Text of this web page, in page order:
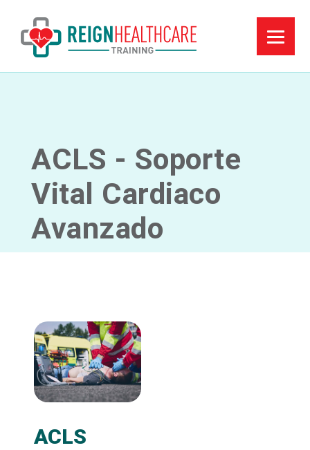
ACLS - Soporte
Vital Cardiaco
Avanzado
ACLS